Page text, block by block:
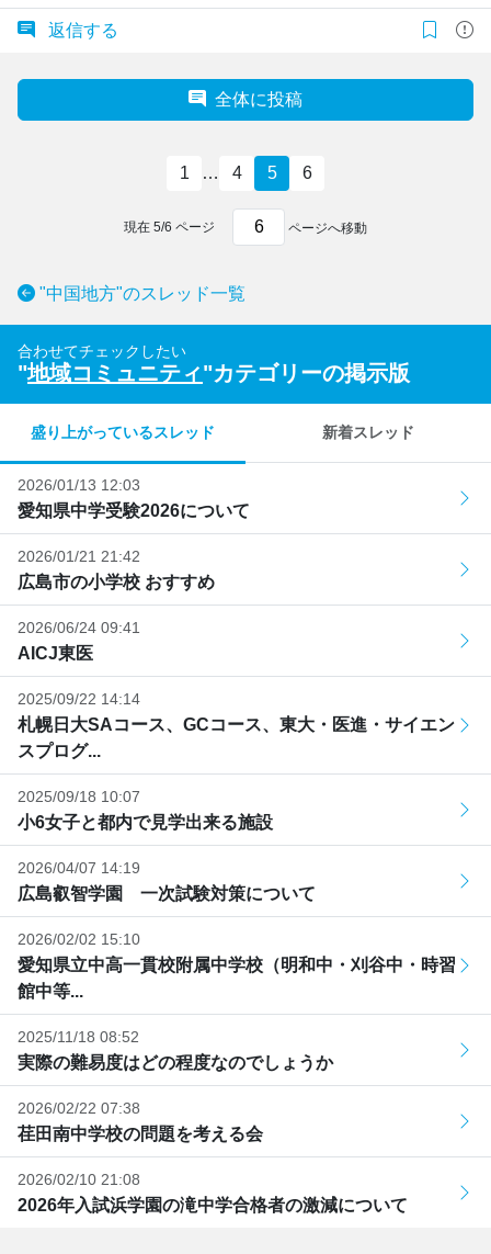
返信する
全体に投稿
1 … 4 5 6
現在 5/6 ページ ページへ移動
"中国地方"のスレッド一覧
合わせてチェックしたい
"地域コミュニティ"カテゴリーの掲示版
盛り上がっているスレッド 新着スレッド
2026/01/13 12:03
愛知県中学受験2026について
2026/01/21 21:42
広島市の小学校 おすすめ
2026/06/24 09:41
AICJ東医
2025/09/22 14:14
札幌日大SAコース、GCコース、東大・医進・サイエン
スプログ...
2025/09/18 10:07
小6女子と都内で見学出来る施設
2026/04/07 14:19
広島叡智学園 一次試験対策について
2026/02/02 15:10
愛知県立中高一貫校附属中学校（明和中・刈谷中・時習
館中等...
2025/11/18 08:52
実際の難易度はどの程度なのでしょうか
2026/02/22 07:38
荏田南中学校の問題を考える会
2026/02/10 21:08
2026年入試浜学園の滝中学合格者の激減について